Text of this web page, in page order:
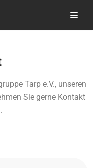
Tarp e.V., unseren
Sie gerne Kontakt